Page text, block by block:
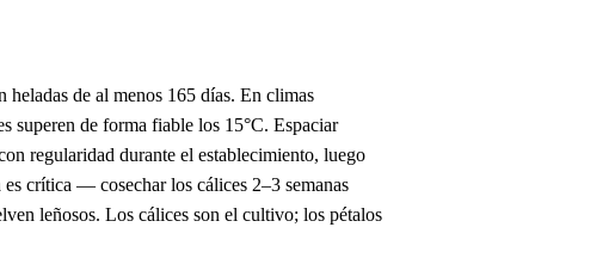
de al menos 165 días. En climas
superen de forma fiable los 15°C. Espaciar
regularidad durante el establecimiento, luego
crítica — cosechar los cálices 2–3 semanas
leñosos. Los cálices son el cultivo; los pétalos